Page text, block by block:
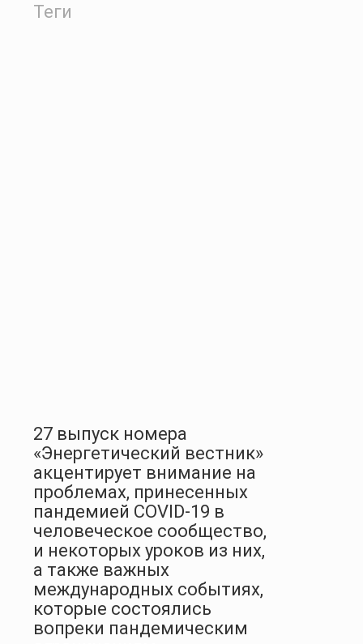
Теги
27 выпуск номера
«Энергетический вестник»
акцентирует внимание на
проблемах, принесенных
пандемией COVID-19 в
человеческое сообщество,
и некоторых уроков из них,
а также важных
международных событиях,
которые состоялись
вопреки пандемическим